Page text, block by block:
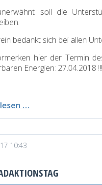
soll die
bedankt sich bei allen
hier der Termin
Energien: 27.04.2018 !!!
…
erneuerbaren
ein
10:43